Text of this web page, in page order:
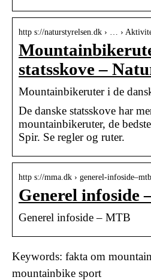
http s://naturstyrelsen.dk › … ›
statsskove –
Mountainbikeruter i de
De danske statsskove har
mountainbikeruter, de
Spir. Se regler og ruter.
http s://mma.dk › generel-infoside–mtb
Generel infoside
Generel infoside – MTB
Keywords: fakta om
mountainbike sport